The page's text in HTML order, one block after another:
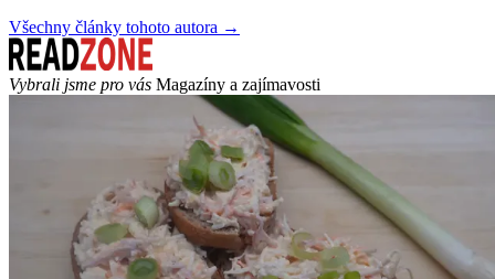
Všechny články tohoto autora →
Vybrali jsme pro vás Magazíny a zajímavosti